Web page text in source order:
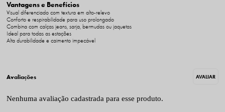
Vantagens e Benefícios
Visual diferenciado com textura em alto-relevo
Conforto e respirabilidade para uso prolongado
Combina com calças jeans, sarja, bermudas ou jaquetas
Ideal para todas as estações
Alta durabilidade e caimento impecável
Nenhuma avaliação cadastrada para esse produto.